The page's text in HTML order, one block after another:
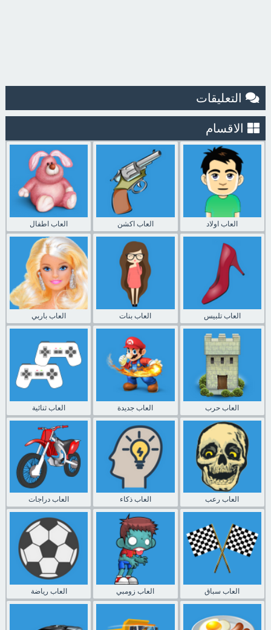
التعليقات
الاقسام
العاب اطفال العاب اكشن العاب اولاد
العاب باربي العاب بنات العاب تلبيس
العاب ثنائية العاب جديدة العاب حرب
العاب دراجات العاب ذكاء العاب رعب
العاب رياضة العاب زومبي العاب سباق